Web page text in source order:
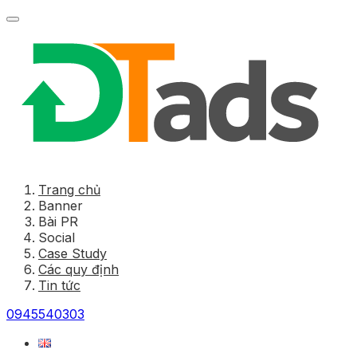
Trang chủ
Banner
Bài PR
Social
Case Study
Các quy định
Tin tức
0945540303